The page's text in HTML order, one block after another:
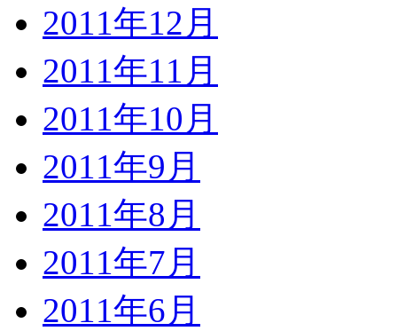
2011年12月
2011年11月
2011年10月
2011年9月
2011年8月
2011年7月
2011年6月